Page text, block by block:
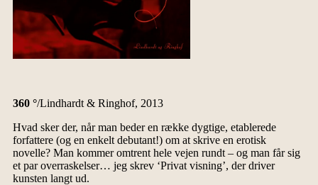
360 °/Lindhardt & Ringhof, 2013
Hvad sker der, når man beder en række dygtige, etablerede
forfattere (og en enkelt debutant!) om at skrive en erotisk
novelle? Man kommer omtrent hele vejen rundt – og man får sig
et par overraskelser… jeg skrev ‘Privat visning’, der driver
kunsten langt ud.